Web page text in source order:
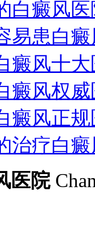
白癜风
易患白癜
癜风十
癜风权
癜风正
治疗白
医院